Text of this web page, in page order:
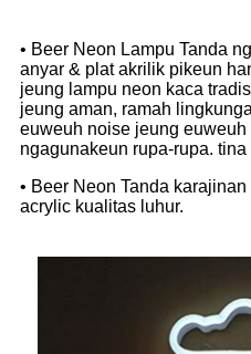
• Beer Neon Lampu Tanda
anyar & plat akrilik pikeun
jeung lampu neon kaca
jeung aman, ramah
euweuh noise jeung euweuh
ngagunakeun rupa-rupa. tina
• Beer Neon Tanda
acrylic kualitas luhur.